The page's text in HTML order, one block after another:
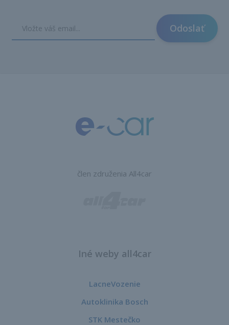
Odoslať
člen združenia All4car
Iné weby all4car
LacneVozenie
Autoklinika Bosch
STK Mestečko